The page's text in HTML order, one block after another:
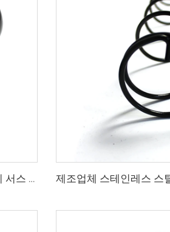
모터사이클용 압축 코일 스프링 블랙 처리 서스 304